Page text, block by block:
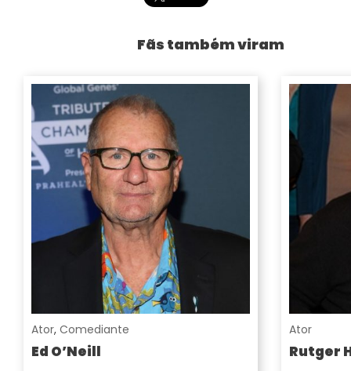
Fãs também viram
Ator, Comediante
Ed O’Neill
Ator
Rutger